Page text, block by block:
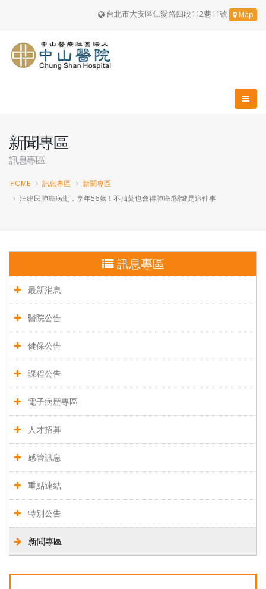
台北市大安區仁愛路四段112巷11號 Map
新聞專區
訊息專區
HOME 訊息專區
新聞專區
汪建民肺癌病逝，享年56歲！不抽菸也會得肺癌?關鍵是這件事
訊息專區
最新消息
醫院公告
健保公告
課程公告
電子病歷專區
人才招募
感管訊息
重點連結
特別公告
新聞專區